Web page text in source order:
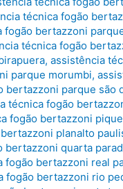
técnica fogão
fogão bertazzoni
técnica fogão
, assistência
parque morumbi,
bertazzoni parque são
técnica fogão
fogão bertazzoni
planalto
bertazzoni quarta
fogão bertazzoni real
fogão bertazzoni rio